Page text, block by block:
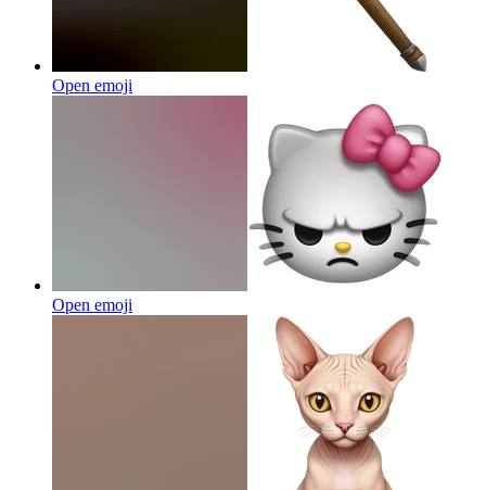
Open emoji
Open emoji